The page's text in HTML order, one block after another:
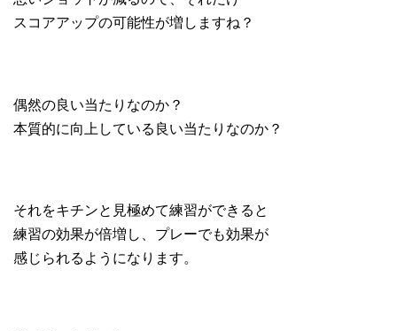
スコアアップの可能性が増しますね？
偶然の良い当たりなのか？
本質的に向上している良い当たりなのか？
それをキチンと見極めて練習ができると
練習の効果が倍増し、プレーでも効果が
感じられるようになります。